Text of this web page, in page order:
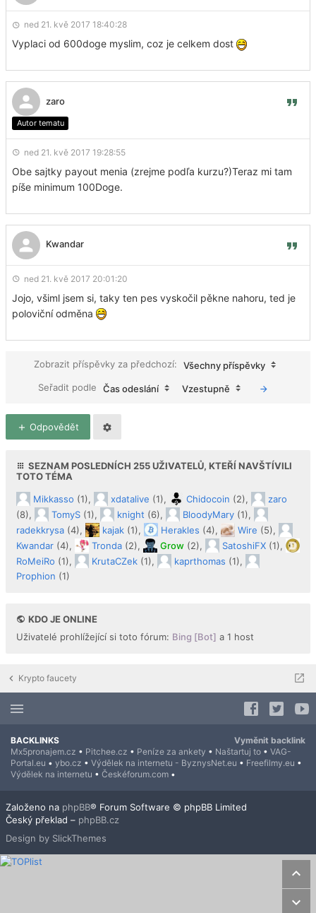
ned 21. kvě 2017 18:40:28
Vyplaci od 600doge myslim, coz je celkem dost
zaro
Autor tematu
ned 21. kvě 2017 19:28:55
Obe sajtky payout menia (zrejme podľa kurzu?)Teraz mi tam
píše minimum 100Doge.
Kwandar
ned 21. kvě 2017 20:01:20
Jojo, všiml jsem si, taky ten pes vyskočil pěkne nahoru, ted je
poloviční odměna
Zobrazit příspěvky za předchozí:
Všechny příspěvky
Seřadit podle
Čas odeslání Vzestupně
Odpovědět
SEZNAM POSLEDNÍCH 255UŽIVATELŮ, KTEŘÍ NAVŠTÍVILI
TOTO TÉMA
Mikkasso (1), xdatalive (1), Chidocoin (2),
zaro
(8),
TomyS (1), knight (6), BloodyMary (1),
radekkrysa (4), kajak (1), Herakles (4), Wire (5),
Kwandar (4), Tronda (2), Grow (2), SatoshiFX (1),
RoMeiRo (1), KrutaCZek (1), kaprthomas (1),
Prophion (1)
KDO JE ONLINE
Uživatelé prohlížející si toto fórum: Bing [Bot] a 1 host
Krypto faucety
BACKLINKS
Vyměnit backlink
Mx5pronajem.cz • Pitchee.cz • Peníze za ankety • Naštartuj to • VAG-
Portal.eu • ybo.cz • Výdělek na internetu - ByznysNet.eu • Freefilmy.eu •
Výdělek na internetu • Českéforum.com •
Založeno na phpBB® Forum Software © phpBB Limited
Český překlad – phpBB.cz
Design by SlickThemes